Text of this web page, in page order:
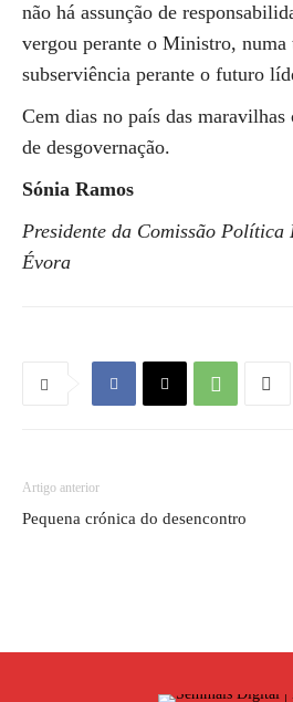
não há assunção de
vergou perante o Ministro, numa
subserviência perante o futuro
Cem dias no país das
de desgovernação.
Sónia Ramos
Presidente da Comissão
Évora
Artigo anterior
Pequena crónica do desencontro